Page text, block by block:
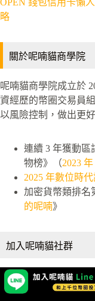
OPEN 錢包信用卡懶
略
關於呢喃貓商學院
呢喃貓商學院成立於
資經歷的幣圈交易員
以風險控制，做出更
連續 3 年獲動區
物榜》（2023 年
2025 年數位時
加密貨幣類排名
的呢喃》
加入呢喃貓社群